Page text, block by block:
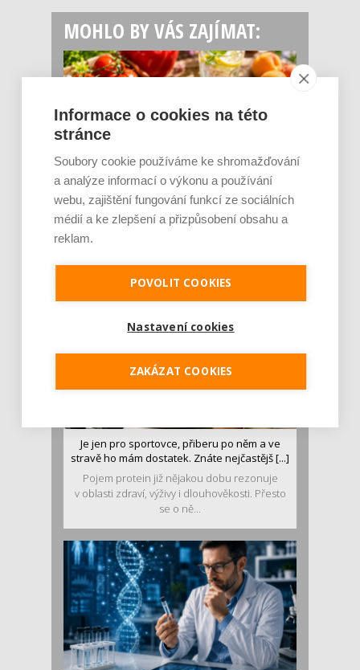
MOHLO BY VÁS ZAJÍMAT:
Rajčata, borůvky nebo ořechy. Potraviny,
které v létě pomáhají hormonům a ulevuj [...]
Léto je ideálním časem dopřát hormonům
luštěniny jsou práv...
Je jen pro sportovce, přiberu po něm a ve
stravě ho mám dostatek. Znáte nejčastějš [...]
Pojem protein již nějakou dobu rezonuje
v oblasti zdraví, výživy i dlouhověkosti. Přesto
se o ně...
Informace o cookies na této
stránce
Soubory cookie používáme ke shromažďování
a analýze informací o výkonu a používání
webu, zajištění fungování funkcí ze sociálních
médií a ke zlepšení a přizpůsobení obsahu a
reklam.
POVOLIT COOKIES
Nastavení cookies
ZAKÁZAT COOKIES